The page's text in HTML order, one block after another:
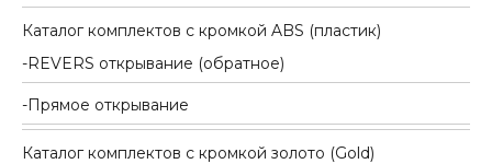
Каталог комплектов c кромкой ABS (пластик)
REVERS открывание (обратное)
Прямое открывание
Каталог комплектов c кромкой золото (Gold)